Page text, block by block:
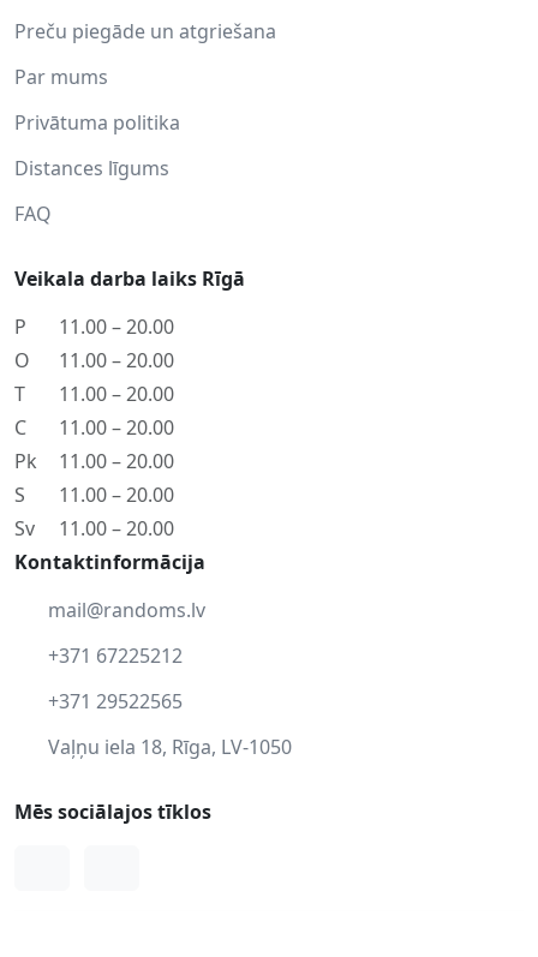
Preču piegāde un atgriešana
Par mums
Privātuma politika
Distances līgums
FAQ
Veikala darba laiks Rīgā
P
11.00 – 20.00
O
11.00 – 20.00
T
11.00 – 20.00
C
11.00 – 20.00
Pk
11.00 – 20.00
S
11.00 – 20.00
Sv
11.00 – 20.00
Kontaktinformācija
mail@randoms.lv
+371 67225212
+371 29522565
Vaļņu iela 18, Rīga, LV-1050
Mēs sociālajos tīklos